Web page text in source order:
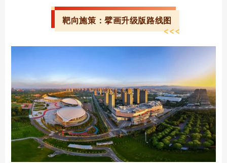
靶向施策：擘画升级版路线图